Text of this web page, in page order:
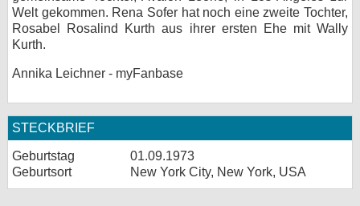
Welt gekommen. Rena Sofer hat noch eine zweite Tochter,
Rosabel Rosalind Kurth aus ihrer ersten Ehe mit Wally
Kurth.
Annika Leichner - myFanbase
STECKBRIEF
Geburtstag
01.09.1973
Geburtsort
New York City, New York, USA